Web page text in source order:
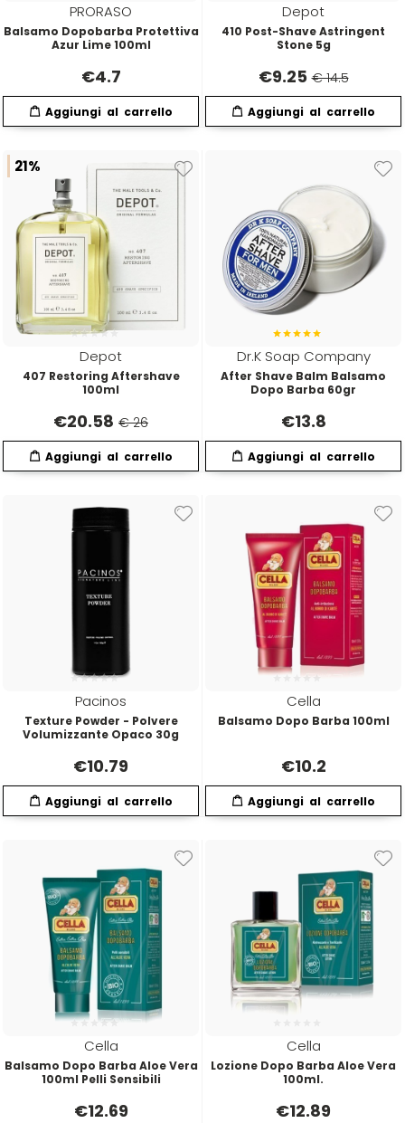
Euromax
EveryGreen
F-G-H
FANOLA
FARMACA INTERNATIONAL
Farmagan
FarmaVita
Four Reasons
GAMMAPIÙ
Giusy Hold
GOLDWELL
Hair Tech
Hennatech
I-J-K
INSight
INTERCOSMO
Invisibobble
JOICO
JRL
Kativa
Kélite
Kemon
Kemon Actyva
Kerastase
Labor
Layla
Lisap
L'Oreal
Manic Panic
MAREB
Matador
MATRIX
PRORASO
Balsamo Dopobarba Protettiva
Azur Lime 100ml
€4.7
Depot
410 Post-Shave Astringent
Stone 5g
€9.25 € 14.5
21%
Depot
407 Restoring Aftershave
100ml
€20.58 € 26
Dr.K Soap Company
After Shave Balm Balsamo
Dopo Barba 60gr
€13.8
Pacinos
Texture Powder - Polvere
Volumizzante Opaco 30g
€10.79
Cella
Balsamo Dopo Barba 100ml
€10.2
Cella
Balsamo Dopo Barba Aloe Vera
100ml Pelli Sensibili
€12.69
Cella
Lozione Dopo Barba Aloe Vera
100ml.
€12.89